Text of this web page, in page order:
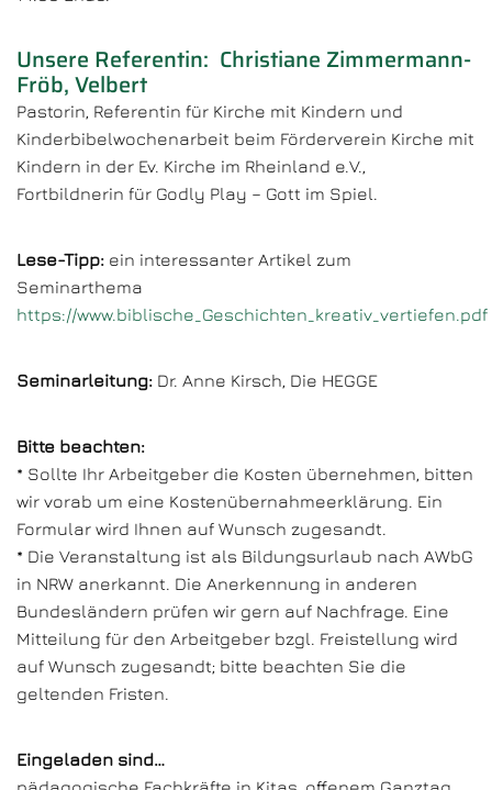
Unsere Referentin: Christiane Zimmermann-
Fröb, Velbert
Pastorin, Referentin für Kirche mit Kindern und
Kinderbibelwochenarbeit beim Förderverein Kirche mit
Kindern in der Ev. Kirche im Rheinland e.V.,
Fortbildnerin für Godly Play – Gott im Spiel.
Lese-Tipp: ein interessanter Artikel zum
Seminarthema
https://www.biblische_Geschichten_kreativ_vertiefen.pdf
Seminarleitung: Dr. Anne Kirsch, Die HEGGE
Bitte beachten:
* Sollte Ihr Arbeitgeber die Kosten übernehmen, bitten
wir vorab um eine Kostenübernahmeerklärung. Ein
Formular wird Ihnen auf Wunsch zugesandt.
* Die Veranstaltung ist als Bildungsurlaub nach AWbG
in NRW anerkannt. Die Anerkennung in anderen
Bundesländern prüfen wir gern auf Nachfrage. Eine
Mitteilung für den Arbeitgeber bzgl. Freistellung wird
auf Wunsch zugesandt; bitte beachten Sie die
geltenden Fristen.
Eingeladen sind…